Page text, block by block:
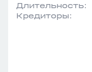
Длительность:
Кредиторы: